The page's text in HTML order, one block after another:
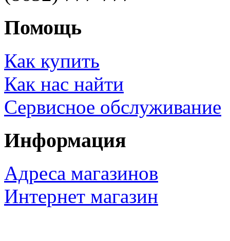
Помощь
Как купить
Как нас найти
Сервисное обслуживание
Информация
Адреса магазинов
Интернет магазин